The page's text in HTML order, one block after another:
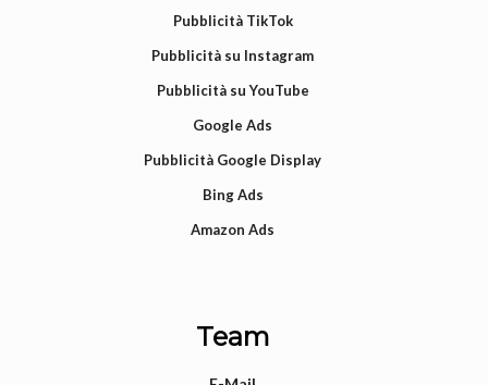
Pubblicità TikTok
Pubblicità su Instagram
Pubblicità su YouTube
Google Ads
Pubblicità Google Display
Bing Ads
Amazon Ads
Team